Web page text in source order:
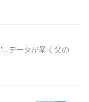
データが暴く父の